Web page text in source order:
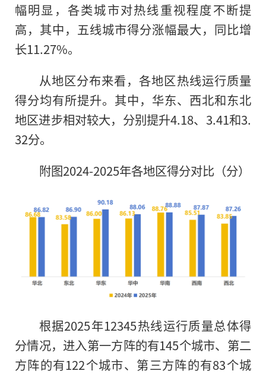
幅明显，各类城市对热线重视程度不断提
高，其中，五线城市得分涨幅最大，同比增
长11.27%。
从地区分布来看，各地区热线运行质量
得分均有所提升。其中，华东、西北和东北
地区进步相对较大，分别提升4.18、3.41和3.
32分。
附图2024-2025年各地区得分对比（分）
根据2025年12345热线运行质量总体得
分情况，进入第一方阵的有145个城市、第二
方阵的有122个城市、第三方阵的有83个城